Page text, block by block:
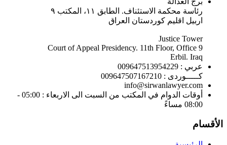
رئاسة محكمة الاستئناف. الطابق ١١، المكتب ٩
اربيل اقليم كوردستان العراق
Justice Tower
Court of Appeal Presidency. 11th Floor, Office 9
Erbil. Iraq
عربي : 009647513954229
كـــــوردى : 009647507167210
info@sirwanlawyer.com
أوقات الدوام في المكتب من السبت الى الاربعاء : 05:00 -
08:00 مساءً
الأقسام